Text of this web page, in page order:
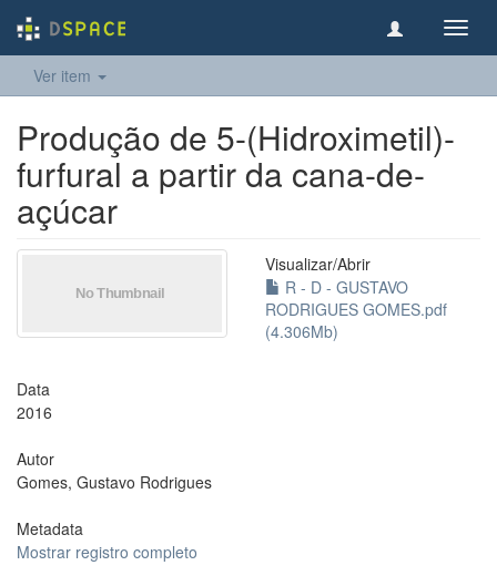
Ver item
Produção de 5-(Hidroximetil)-
furfural a partir da cana-de-
açúcar
Visualizar/Abrir
R - D - GUSTAVO
RODRIGUES GOMES.pdf
(4.306Mb)
Data
2016
Autor
Gomes, Gustavo Rodrigues
Metadata
Mostrar registro completo